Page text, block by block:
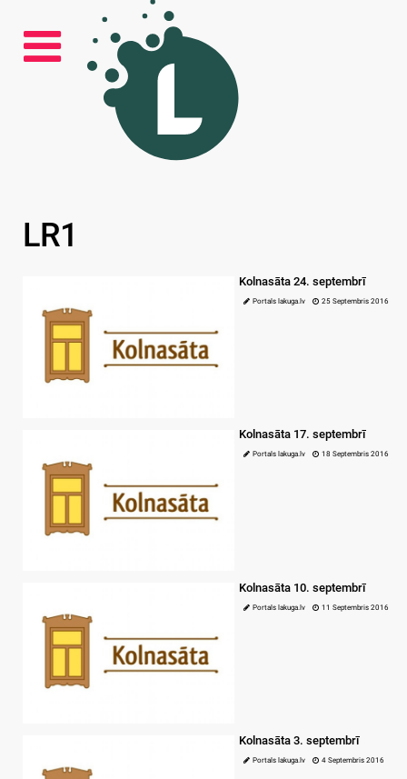
LR1
Kolnasāta 24. septembrī
Portals lakuga.lv 25 Septembris 2016
Kolnasāta 17. septembrī
Portals lakuga.lv 18 Septembris 2016
Kolnasāta 10. septembrī
Portals lakuga.lv 11 Septembris 2016
Kolnasāta 3. septembrī
Portals lakuga.lv 4 Septembris 2016